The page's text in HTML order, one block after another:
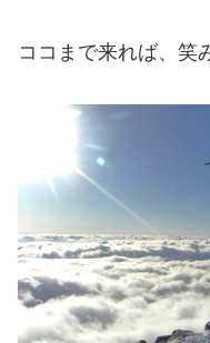
ココまで来れば、笑